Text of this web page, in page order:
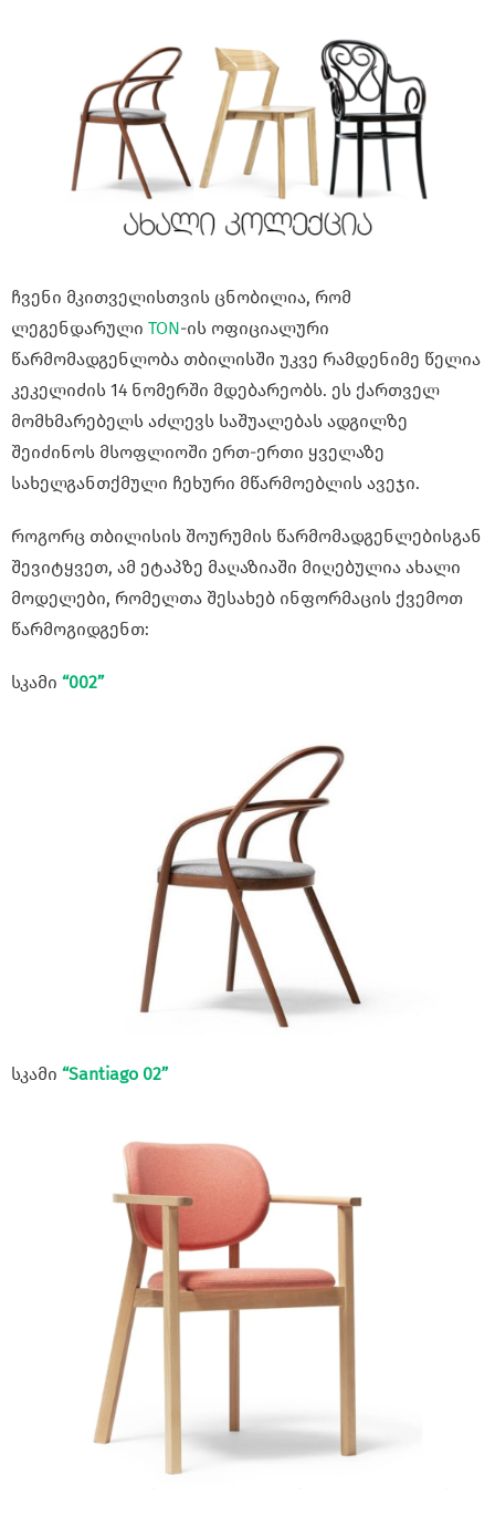
ჩვენი მკითველისთვის ცნობილია, რომ
ლეგენდარული TON-ის ოფიციალური
წარმომადგენლობა თბილისში უკვე რამდენიმე წელია
კეკელიძის 14 ნომერში მდებარეობს. ეს ქართველ
მომხმარებელს აძლევს საშუალებას ადგილზე
შეიძინოს მსოფლიოში ერთ-ერთი ყველაზე
სახელგანთქმული ჩეხური მწარმოებლის ავეჯი.
როგორც თბილისის შოურუმის წარმომადგენლებისგან
შევიტყვეთ, ამ ეტაპზე მაღაზიაში მიღებულია ახალი
მოდელები, რომელთა შესახებ ინფორმაცის ქვემოთ
წარმოგიდგენთ:
სკამი “002”
სკამი “Santiago 02”